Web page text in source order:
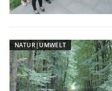
NATUR|UMWELT